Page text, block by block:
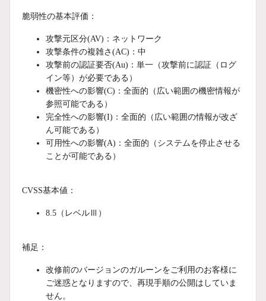
脆弱性の基本評価：
攻撃元区分(AV)：ネットワーク
攻撃条件の複雑さ(AC)：中
攻撃前の認証要否(Au)：単一（攻撃前に認証（ログ
イン等）が必要である）
機密性への影響(C)：全面的（広い範囲の機密情報が
参照可能である）
完全性への影響(I)：全面的（広い範囲の情報が改ざ
ん可能である）
可用性への影響(A)：全面的（システムを停止させる
ことが可能である）
CVSS基本値：
8.5（レベルⅢ）
補足：
改修前のバージョンのガルーンをご利用のお客様に
ご迷惑となりますので、再現手順の公開はしていま
せん。